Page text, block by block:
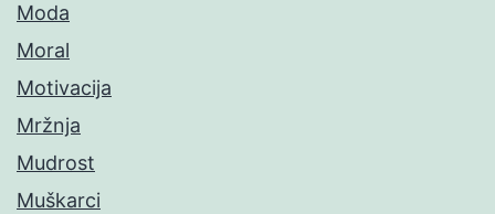
Moda
Moral
Motivacija
Mržnja
Mudrost
Muškarci